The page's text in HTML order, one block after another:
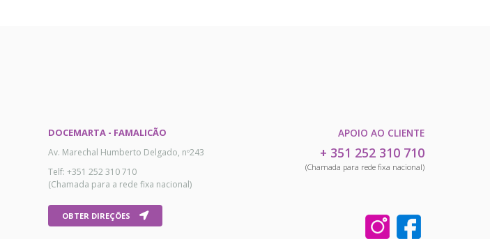
DOCEMARTA - FAMALICÃO
Av. Marechal Humberto Delgado, nº243
Telf: +351 252 310 710
(Chamada para a rede fixa nacional)
OBTER DIREÇÕES
APOIO AO CLIENTE
+ 351 252 310 710
(Chamada para rede fixa nacional)